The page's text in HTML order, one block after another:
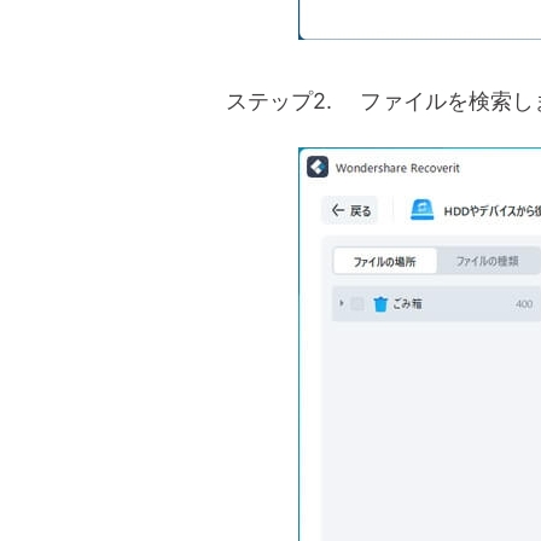
ステップ2. ファイルを検索し